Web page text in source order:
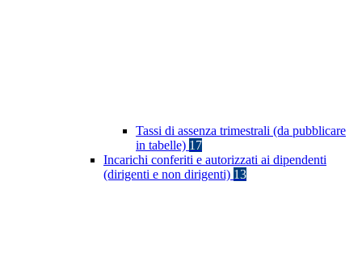
Tassi di assenza trimestrali (da pubblicare
in tabelle) 17
Incarichi conferiti e autorizzati ai dipendenti
(dirigenti e non dirigenti) 13